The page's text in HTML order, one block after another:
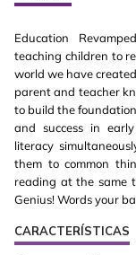
Education
teaching children to
world we have
parent and teacher
to build the
and success in
literacy
them to common
reading at the same
Genius! Words your
CARACTERÍSTICAS